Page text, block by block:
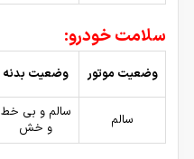
سلامت خودرو:
وضعیت موتور وضعیت بدنه
سالم
سالم و بی خط
و خش